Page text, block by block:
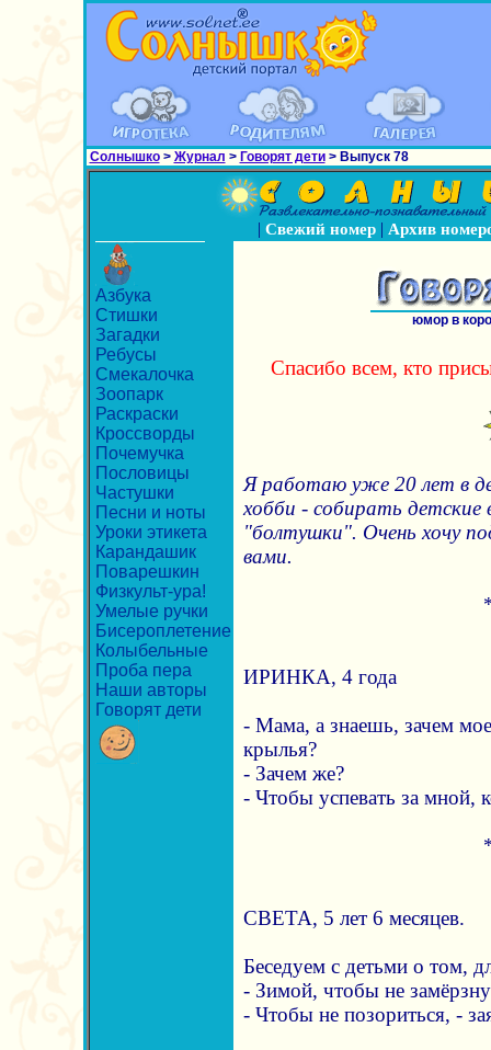
Солнышко> Журнал > Говорят дети> Выпуск 78
| Свежий номер| Архив
Азбука
Стишки
Загадки
Ребусы
Смекалочка
Зоопарк
Раскраски
Кроссворды
Почемучка
Пословицы
Частушки
Песни и ноты
Уроки этикета
Карандашик
Поварешкин
Физкульт-ура!
Умелые ручки
Бисероплетение
Колыбельные
Проба пера
Наши авторы
Говорят дети
юмор в
Спасибо всем, кто
Я работаю уже 20 лет в
хобби - собирать детские
"болтушки". Очень хочу
вами.
ИРИНКА, 4 года
- Мама, а знаешь, зачем
крылья?
- Зачем же?
- Чтобы успевать за мной,
СВЕТА, 5 лет 6 месяцев.
Беседуем с детьми о том,
- Зимой, чтобы не
- Чтобы не позориться, -